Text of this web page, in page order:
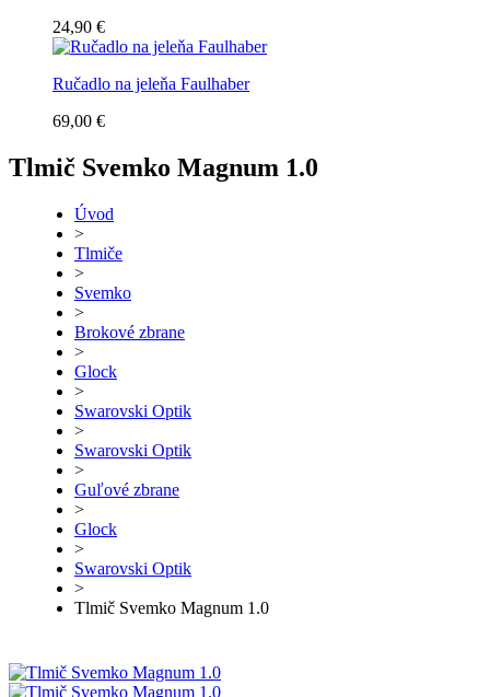
24,90 €
Ručadlo na jeleňa Faulhaber
69,00 €
Tlmič Svemko Magnum 1.0
Úvod
>
Tlmiče
>
Svemko
>
Brokové zbrane
>
Glock
>
Swarovski Optik
>
Swarovski Optik
>
Guľové zbrane
>
Glock
>
Swarovski Optik
>
Tlmič Svemko Magnum 1.0